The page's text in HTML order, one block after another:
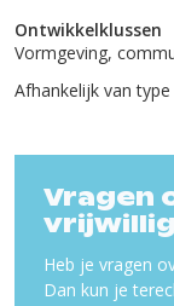
Ontwikkelklussen
Vormgeving,
Afhankelijk van
Vragen
Heb je vragen
Dan kun je